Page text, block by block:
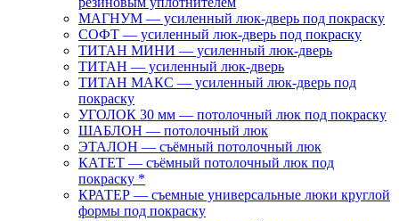
МАГНУМ — усиленный люк-дверь под покраску
СОФТ — усиленный люк-дверь под покраску
ТИТАН МИНИ — усиленный люк-дверь
ТИТАН — усиленный люк-дверь
ТИТАН МАКС — усиленный люк-дверь под
покраску
УГОЛОК 30 мм — потолочный люк под покраску
ШАБЛОН — потолочный люк
ЭТАЛОН — съёмный потолочный люк
КАТЕТ — съёмный потолочный люк под
покраску *
КРАТЕР — съемные универсальные люки круглой
формы под покраску